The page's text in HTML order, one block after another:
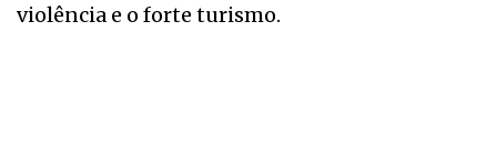
violência e o forte turismo.